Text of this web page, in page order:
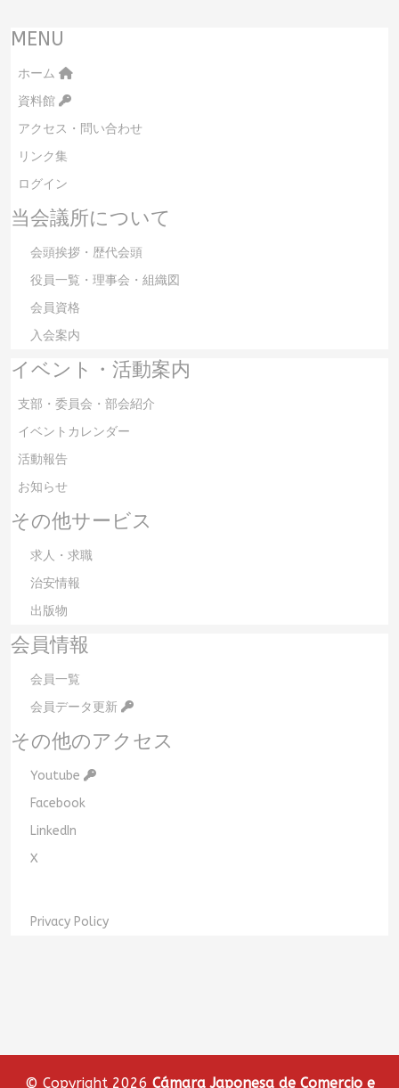
MENU
ホーム
資料館
アクセス・問い合わせ
リンク集
ログイン
当会議所について
会頭挨拶・歴代会頭
役員一覧・理事会・組織図
会員資格
入会案内
イベント・活動案内
支部・委員会・部会紹介
イベントカレンダー
活動報告
お知らせ
その他サービス
求人・求職
治安情報
出版物
会員情報
会員一覧
会員データ更新
その他のアクセス
Youtube
Facebook
LinkedIn
X
Privacy Policy
© Copyright 2026 Cámara Japonesa de Comercio e